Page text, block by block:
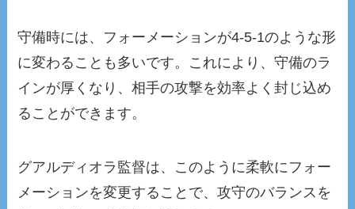
守備時には、フォーメーションが4-5-1のような形
に変わることも多いです。これにより、守備のラ
インが厚くなり、相手の攻撃を効率よく封じ込め
ることができます。
グアルディオラ監督は、このように柔軟にフォー
メーションを変更することで、攻守のバランスを